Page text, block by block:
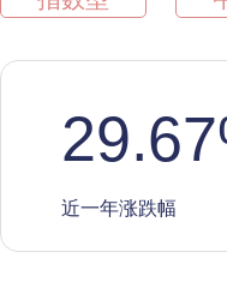
29.67
近一年涨跌幅